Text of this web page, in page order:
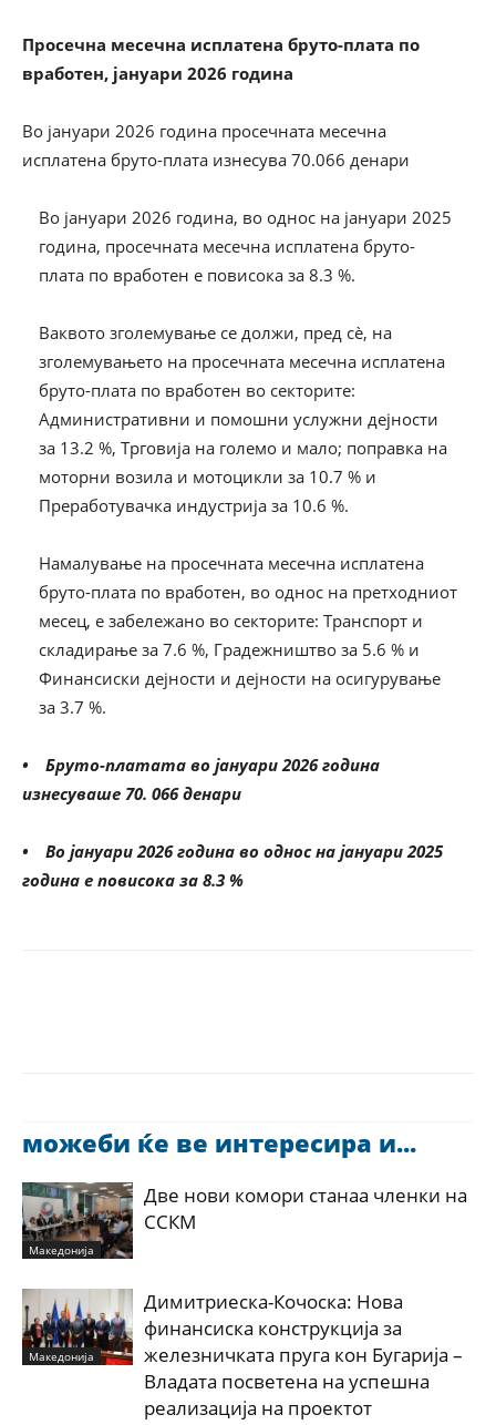
Просечна месечна исплатена бруто-плата по
вработен, јануари 2026 година
Во јануари 2026 година просечната месечна
исплатена бруто-плата изнесува 70.066 денари
Во јануари 2026 година, во однос на јануари 2025
година, просечната месечна исплатена бруто-
плата по вработен е повисока за 8.3 %.
Ваквото зголемување се должи, пред сѐ, на
зголемувањето на просечната месечна исплатена
бруто-плата по вработен во секторите:
Административни и помошни услужни дејности
за 13.2 %, Трговија на големо и мало; поправка на
моторни возила и мотоцикли за 10.7 % и
Преработувачка индустрија за 10.6 %.
Намалување на просечната месечна исплатена
бруто-плата по вработен, во однос на претходниот
месец, е забележано во секторите: Транспорт и
складирање за 7.6 %, Градежништво за 5.6 % и
Финансиски дејности и дејности на осигурување
за 3.7 %.
• Бруто-платата во јануари 2026 година
изнесуваше 70. 066 денари
• Во јануари 2026 година во однос на јануари 2025
година е повисока за 8.3 %
можеби ќе ве интересира и...
Македонија
Две нови комори станаа членки на
ССКМ
Македонија
Димитриеска-Кочоска: Нова
финансиска конструкција за
железничката пруга кон Бугарија –
Владата посветена на успешна
реализација на проектот